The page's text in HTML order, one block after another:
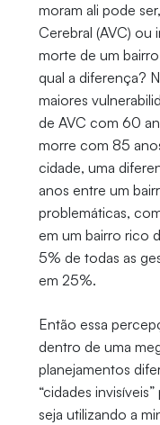
moram ali pode
Cerebral (AVC) ou
morte de um
qual a diferença?
maiores
de AVC com 60
morre com 85
cidade, uma
anos entre um
problemáticas,
em um bairro rico
5% de todas as
em 25%.
Então essa
dentro de uma
planejamentos
“cidades
seja utilizando a